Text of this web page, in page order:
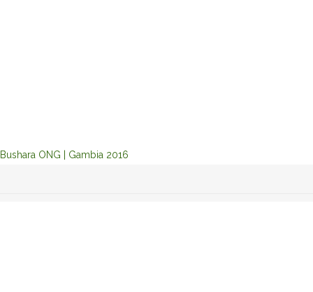
Bushara ONG | Gambia 2016